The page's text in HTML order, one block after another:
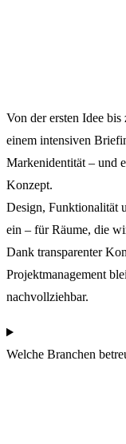
Von der ersten Idee
einem intensiven
Markenidentität – und
Konzept.
Design, Funktionalität
ein – für Räume, die
Dank transparenter
Projektmanagement
nachvollziehbar.
Welche Branchen